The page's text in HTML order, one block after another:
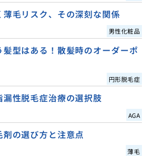
薄毛リスク、その深刻な関係
男性化粧品
型はある！散髪時のオーダーポ
円形脱毛症
性脱毛症治療の選択肢
AGA
の選び方と注意点
薄毛